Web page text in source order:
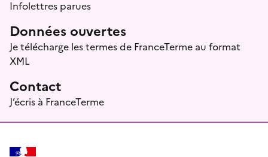
Infolettres parues
Données ouvertes
Je télécharge les termes de FranceTerme au format
XML
Contact
J’écris à FranceTerme